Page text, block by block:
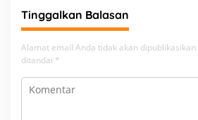
Tinggalkan Balasan
Alamat email Anda tidak akan dipublikasikan.
ditandai *